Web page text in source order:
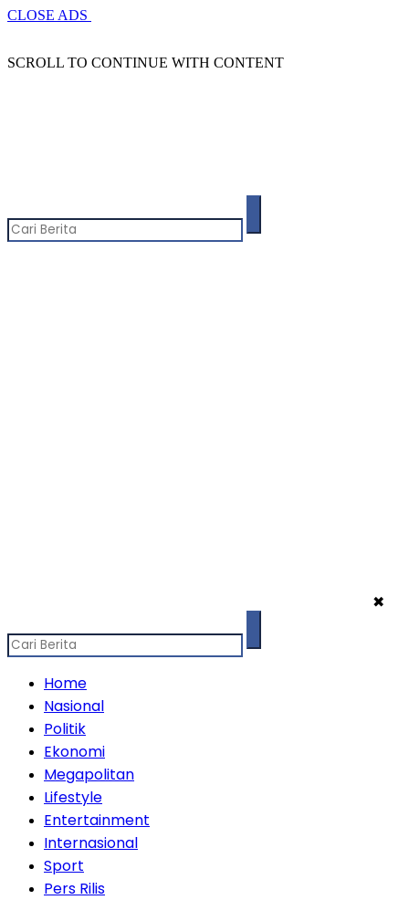
CLOSE ADS
SCROLL TO CONTINUE WITH CONTENT
✖
Home
Nasional
Politik
Ekonomi
Megapolitan
Lifestyle
Entertainment
Internasional
Sport
Pers Rilis